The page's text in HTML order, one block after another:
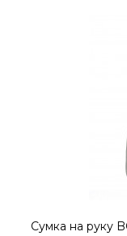
Сумка на руку